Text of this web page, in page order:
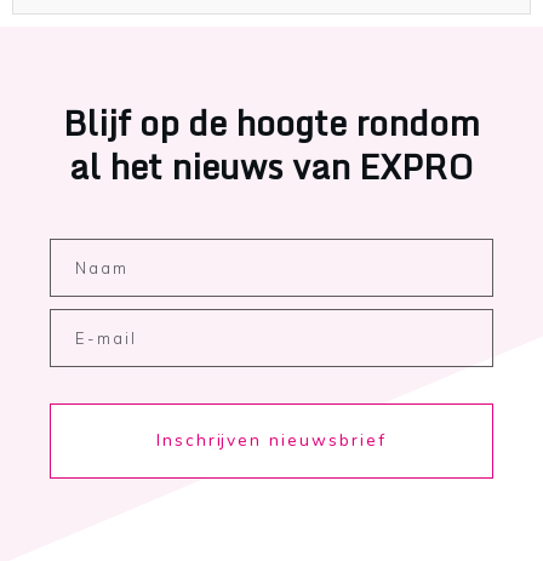
Blijf op de hoogte rondom
al het nieuws van EXPRO
Inschrijven nieuwsbrief